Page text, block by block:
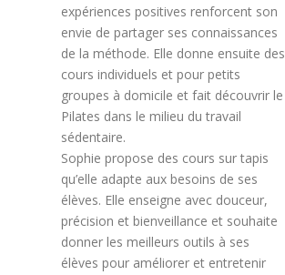
expériences positives renforcent son
envie de partager ses connaissances
de la méthode. Elle donne ensuite des
cours individuels et pour petits
groupes à domicile et fait découvrir le
Pilates dans le milieu du travail
sédentaire.
Sophie propose des cours sur tapis
qu’elle adapte aux besoins de ses
élèves. Elle enseigne avec douceur,
précision et bienveillance et souhaite
donner les meilleurs outils à ses
élèves pour améliorer et entretenir